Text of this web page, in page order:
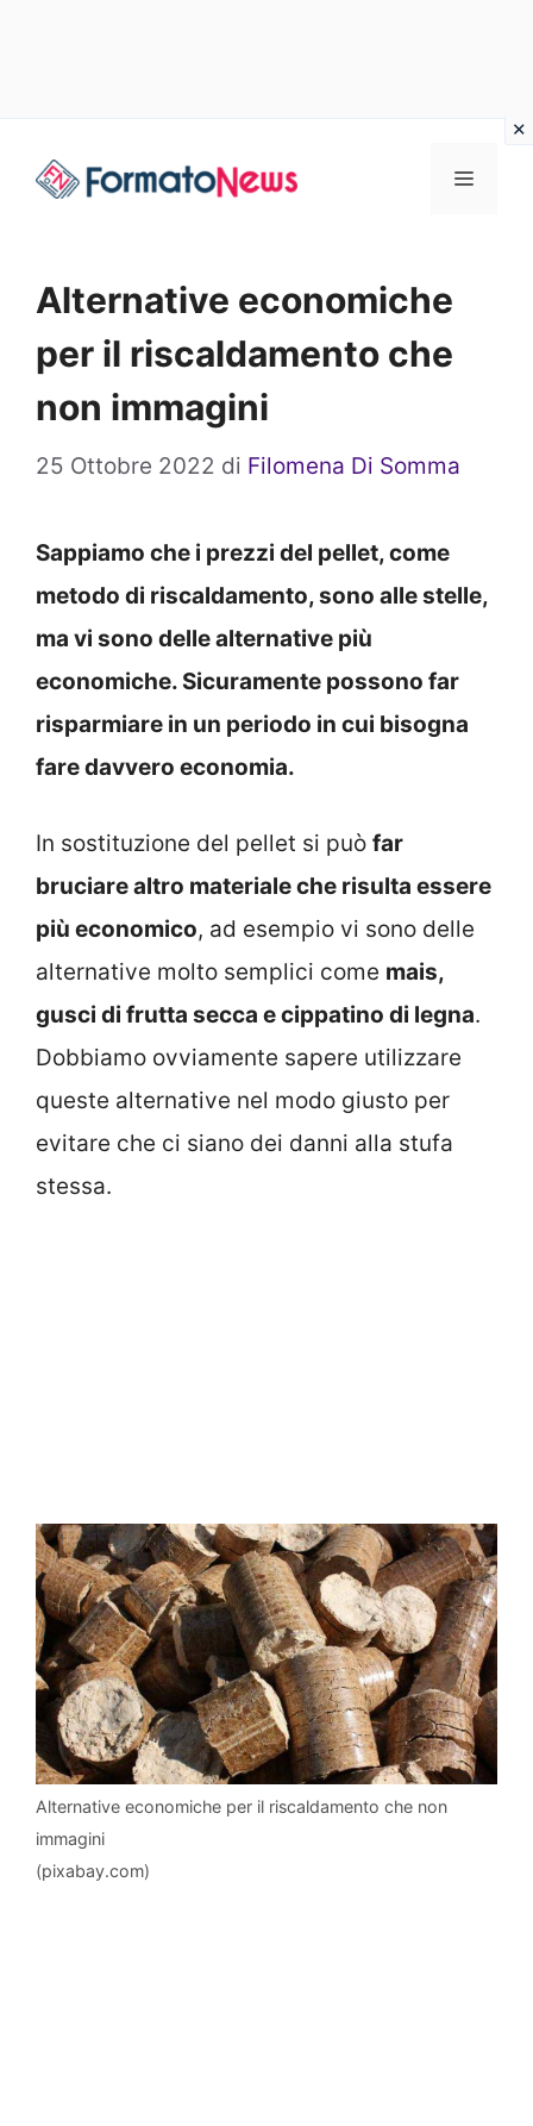
Menu
Alternative economiche
per il riscaldamento che
non immagini
25 Ottobre 2022 di Filomena Di Somma
Sappiamo che i prezzi del pellet, come
metodo di riscaldamento, sono alle stelle,
ma vi sono delle alternative più
economiche. Sicuramente possono far
risparmiare in un periodo in cui bisogna
fare davvero economia.
In sostituzione del pellet si può far
bruciare altro materiale che risulta essere
più economico, ad esempio vi sono delle
alternative molto semplici come mais,
gusci di frutta secca e cippatino di legna.
Dobbiamo ovviamente sapere utilizzare
queste alternative nel modo giusto per
evitare che ci siano dei danni alla stufa
stessa.
Alternative economiche per il riscaldamento che non
immagini
(pixabay.com)